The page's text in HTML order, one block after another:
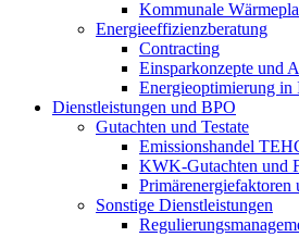
Kommunale
Energieeffizienzberatung
Contracting
Einsparkonzepte und
Energieoptimierung in
Dienstleistungen und BPO
Gutachten und Testate
Emissionshandel
KWK-Gutachten und
Primärenergiefaktoren
Sonstige Dienstleistungen